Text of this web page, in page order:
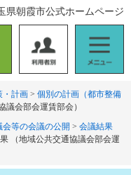
用
者
別
ニ
ュ
ー
県朝霞市公式ホームページ
・計画 > 個別の計画（都市整備
議会部会運賃部会）
会等の会議の公開 > 会議結果
（地域公共交通協議会部会運